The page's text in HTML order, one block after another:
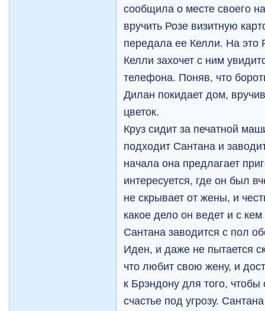
сообщила о месте своего
вручить Розе визитную
передала ее Келли. На это
Келли захочет с ним
телефона. Поняв, что
Дилан покидает дом,
цветок.
Круз сидит за печатной
подходит Сантана и
начала она предлагает
интересуется, где он был
не скрывает от жены, и
какое дело он ведет и с
Сантана заводится с пол
Иден, и даже не пытается
что любит свою жену, и
к Брэндону для того, чтобы
счастье под угрозу.